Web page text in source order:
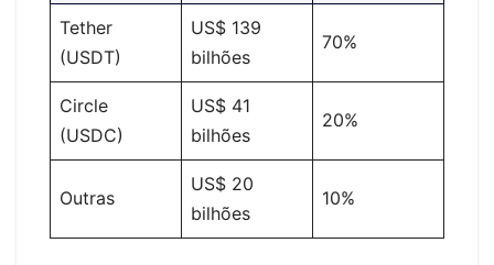
Tether
(USDT)
US$ 139
bilhões
70%
Circle
(USDC)
US$ 41
bilhões
20%
Outras
US$ 20
bilhões
10%